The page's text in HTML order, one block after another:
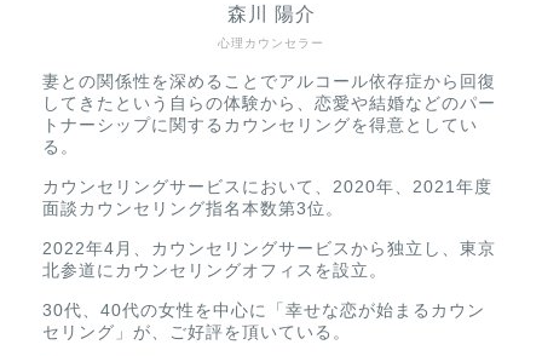
心理カウンセラー
森川 陽介
妻との関係性を深めることでアルコール依存症から回復
してきたという自らの体験から、恋愛や結婚などのパー
トナーシップに関するカウンセリングを得意としてい
る。
カウンセリングサービスにおいて、2020年、2021年度
面談カウンセリング指名本数第3位。
2022年4月、カウンセリングサービスから独立し、東京
北参道にカウンセリングオフィスを設立。
30代、40代の女性を中心に「幸せな恋が始まるカウン
セリング」が、ご好評を頂いている。